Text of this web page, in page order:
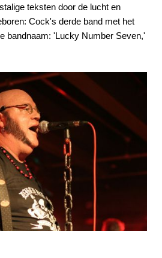
teksten door de lucht en
Cock's derde band met het
bandnaam: 'Lucky Number Seven,'